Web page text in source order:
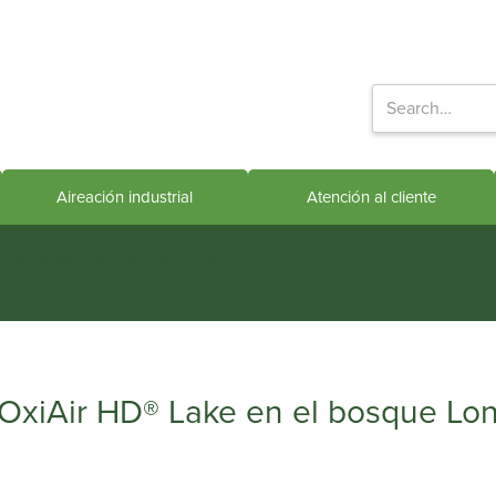
Aireación industrial Atención al cliente
HD® Lake en el bosque